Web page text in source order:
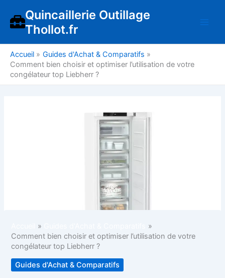
contenu
Quincaillerie Outillage
Thollot.fr
Accueil
Guides d'Achat & Comparatifs
Comment bien choisir et optimiser l’utilisation de votre
congélateur top Liebherr ?
Comment bien choisir et optimiser l’utilisation de votre
congélateur top Liebherr ?
Guides d'Achat & Comparatifs